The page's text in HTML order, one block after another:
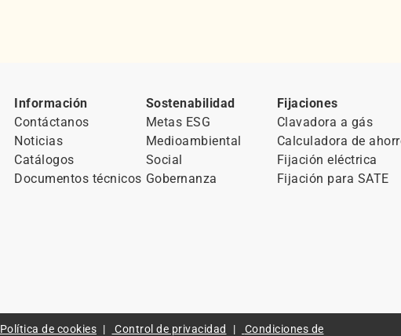
Información
Contáctanos
Noticias
Catálogos
Documentos técnicos
Sostenabilidad
Metas ESG
Medioambiental
Social
Gobernanza
Fijaciones
Clavadora a gás
Calculadora de
Fijación eléctrica
Fijación para SATE
Política de cookies Control de privacidad Condiciones de